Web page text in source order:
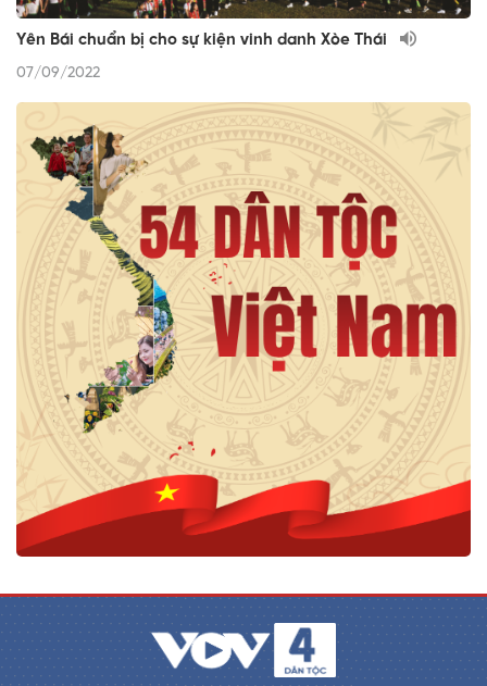
Yên Bái chuẩn bị cho sự kiện vinh danh Xòe Thái
07/09/2022